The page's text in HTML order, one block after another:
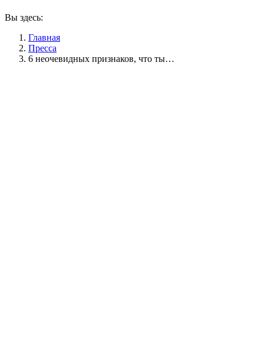
Вы здесь:
Главная
Пресса
6 неочевидных признаков, что ты…